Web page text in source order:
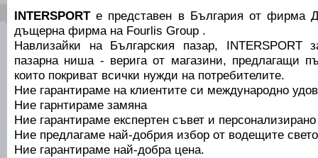
INTERSPORTе представен в България от фирма
дъщерна фирма на Fourlis Group .
Навлизайки на Българския пазар, INTERSPORT
пазарна ниша - верига от магазини, предлагащи
които покриват всички нужди на потребителите.
Ние гарантираме на клиентите си международно
Ние гарнтираме замяна
Ние гарантираме експертен съвет и
Ние предлагаме най-добрия избор от водещите
Ние гарантираме най-добра цена.